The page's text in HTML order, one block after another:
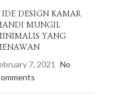
IDE DESIGN KAMAR
MUNGIL
YANG
7, 2021
No